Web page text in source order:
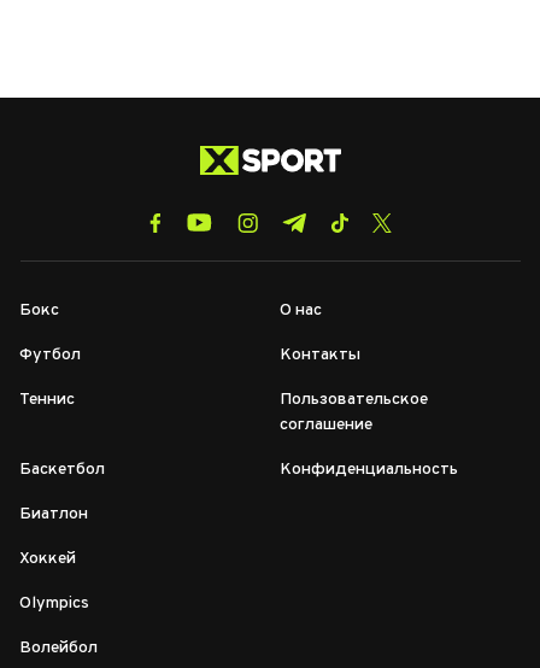
Бокс
Футбол
Теннис
Баскетбол
Биатлон
Хоккей
Olympics
Волейбол
О нас
Контакты
Пользовательское
соглашение
Конфиденциальность